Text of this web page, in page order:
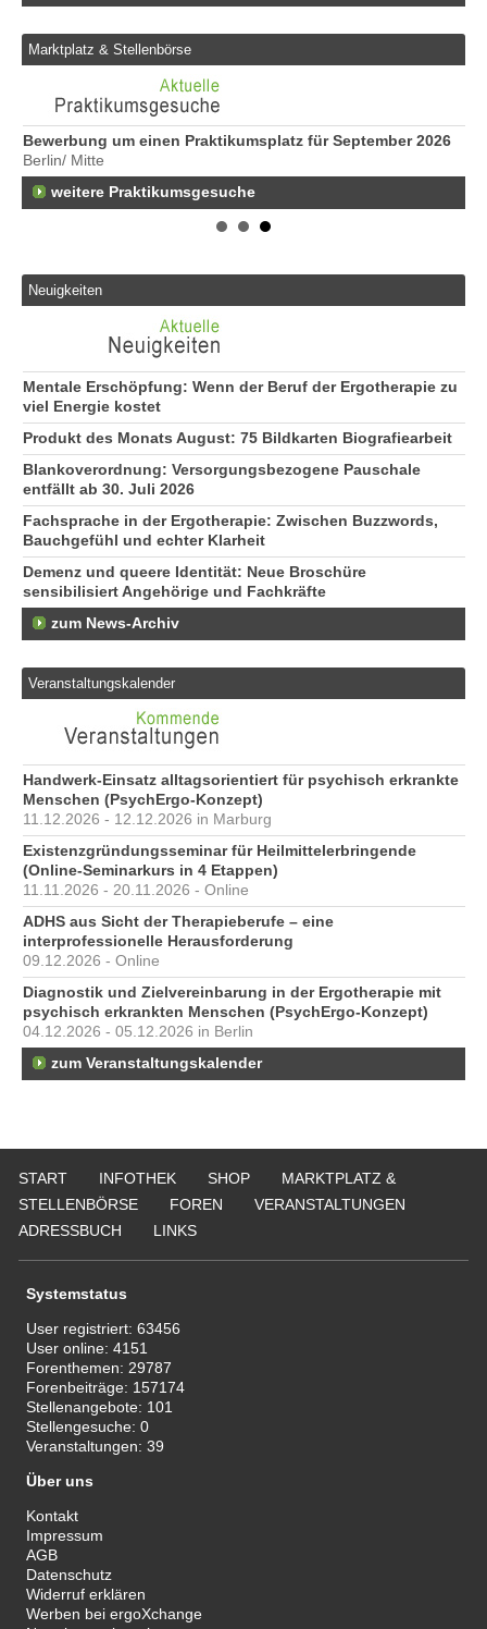
Marktplatz & Stellenbörse
Bewerbung um einen Praktikumsplatz für September 2026
Berlin/ Mitte
weitere Praktikumsgesuche
Neuigkeiten
Mentale Erschöpfung: Wenn der Beruf der Ergotherapie zu
viel Energie kostet
Produkt des Monats August: 75 Bildkarten Biografiearbeit
Blankoverordnung: Versorgungsbezogene Pauschale
entfällt ab 30. Juli 2026
Fachsprache in der Ergotherapie: Zwischen Buzzwords,
Bauchgefühl und echter Klarheit
Demenz und queere Identität: Neue Broschüre
sensibilisiert Angehörige und Fachkräfte
zum News-Archiv
Veranstaltungskalender
Handwerk-Einsatz alltagsorientiert für psychisch erkrankte
Menschen (PsychErgo-Konzept)
11.12.2026 - 12.12.2026 in Marburg
Existenzgründungsseminar für Heilmittelerbringende
(Online-Seminarkurs in 4 Etappen)
11.11.2026 - 20.11.2026 - Online
ADHS aus Sicht der Therapieberufe – eine
interprofessionelle Herausforderung
09.12.2026 - Online
Diagnostik und Zielvereinbarung in der Ergotherapie mit
psychisch erkrankten Menschen (PsychErgo-Konzept)
04.12.2026 - 05.12.2026 in Berlin
zum Veranstaltungskalender
START INFOTHEK SHOP
MARKTPLATZ &
STELLENBÖRSE
FOREN
VERANSTALTUNGEN
ADRESSBUCH
LINKS
Systemstatus
User registriert:63456
User online:4151
Forenthemen: 29787
Forenbeiträge: 157174
Stellenangebote: 101
Stellengesuche:0
Veranstaltungen:39
Über uns
Kontakt
Impressum
AGB
Datenschutz
Widerruf erklären
Werben bei ergoXchange